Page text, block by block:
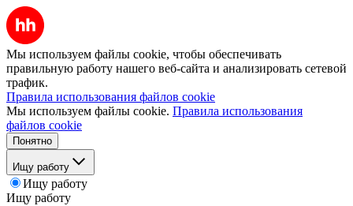
Мы используем файлы cookie, чтобы обеспечивать
правильную работу нашего веб-сайта и анализировать сетевой
трафик.
Правила использования файлов cookie
Мы используем файлы cookie. Правила использования
файлов cookie
Понятно
Ищу работу
Ищу работу
Ищу работу